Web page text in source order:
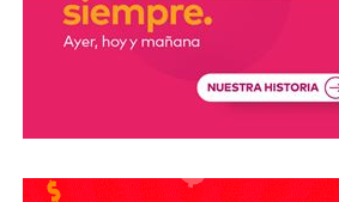
Investigan las causas
Las autoridades judiciales y
investigación para determinarcómo
pérdida de control del camiónque